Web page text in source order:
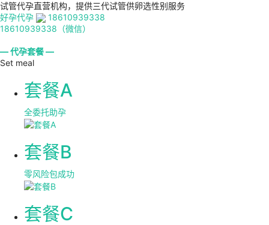
试管代孕直营机构，提供三代试管供卵选性别服务
好孕代孕
18610939338
18610939338（微信）
— 代孕套餐 —
Set meal
套餐A
全委托助孕
套餐B
零风险包成功
套餐C